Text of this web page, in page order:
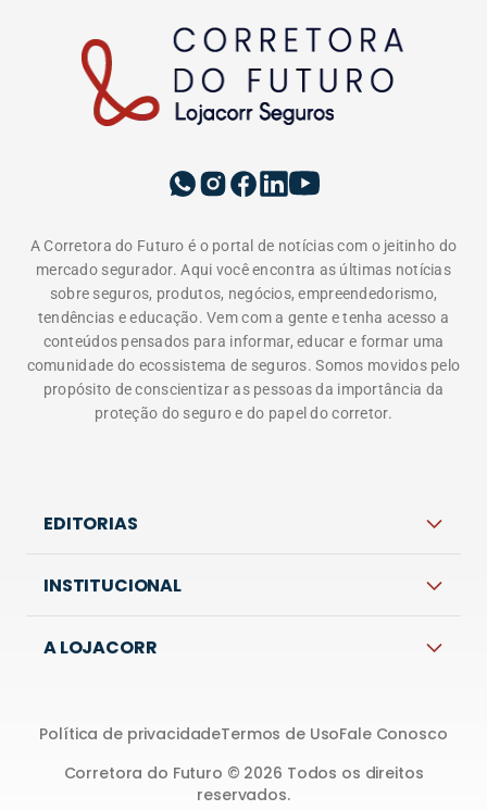
A Corretora do Futuro é o portal de notícias com o jeitinho do
mercado segurador. Aqui você encontra as últimas notícias
sobre seguros, produtos, negócios, empreendedorismo,
tendências e educação. Vem com a gente e tenha acesso a
conteúdos pensados para informar, educar e formar uma
comunidade do ecossistema de seguros. Somos movidos pelo
propósito de conscientizar as pessoas da importância da
proteção do seguro e do papel do corretor.
EDITORIAS
INSTITUCIONAL
A LOJACORR
Corretora do Futuro © 2026 Todos os direitos
reservados.
Política de privacidadeTermos de UsoFale Conosco